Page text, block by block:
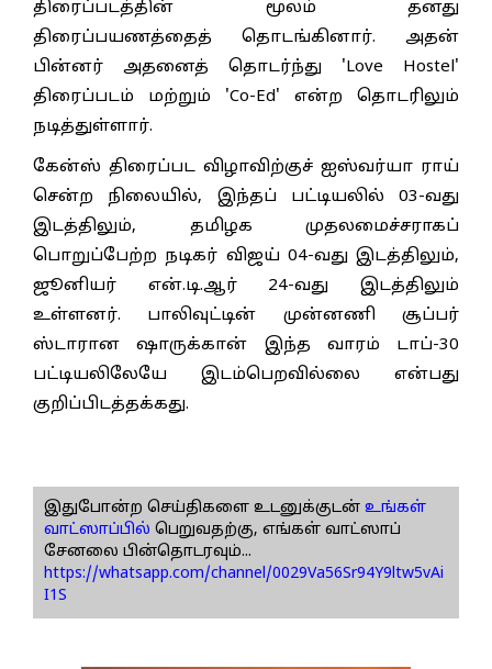
திரைப்படத்தின் மூலம் தனது
திரைப்பயணத்தைத் தொடங்கினார். அதன்
பின்னர் அதனைத் தொடர்ந்து 'Love Hostel'
திரைப்படம் மற்றும் 'Co-Ed' என்ற தொடரிலும்
நடித்துள்ளார்.
கேன்ஸ் திரைப்பட விழாவிற்குச் ஐஸ்வர்யா ராய்
சென்ற நிலையில், இந்தப் பட்டியலில் 03-வது
இடத்திலும், தமிழக முதலமைச்சராகப்
பொறுப்பேற்ற நடிகர் விஜய் 04-வது இடத்திலும்,
ஜூனியர் என்.டி.ஆர் 24-வது இடத்திலும்
உள்ளனர். பாலிவுட்டின் முன்னணி சூப்பர்
ஸ்டாரான ஷாருக்கான் இந்த வாரம் டாப்-30
பட்டியலிலேயே இடம்பெறவில்லை என்பது
குறிப்பிடத்தக்கது.
இதுபோன்ற செய்திகளை உடனுக்குடன் உங்கள்
வாட்ஸாப்பில் பெறுவதற்கு, எங்கள் வாட்ஸாப்
சேனலை பின்தொடரவும்...
https://whatsapp.com/channel/0029Va56Sr94Y9ltw5vAi
I1S